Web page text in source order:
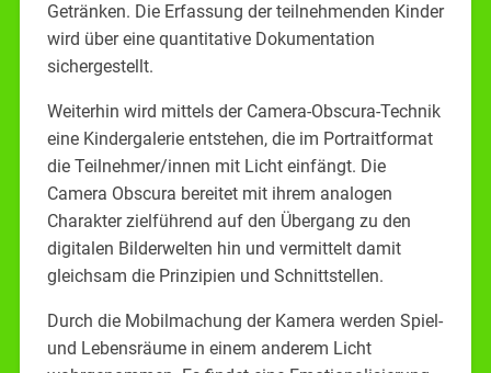
Getränken. Die Erfassung der teilnehmenden Kinder
wird über eine quantitative Dokumentation
sichergestellt.
Weiterhin wird mittels der Camera-Obscura-Technik
eine Kindergalerie entstehen, die im Portraitformat
die Teilnehmer/innen mit Licht einfängt. Die
Camera Obscura bereitet mit ihrem analogen
Charakter zielführend auf den Übergang zu den
digitalen Bilderwelten hin und vermittelt damit
gleichsam die Prinzipien und Schnittstellen.
Durch die Mobilmachung der Kamera werden Spiel-
und Lebensräume in einem anderem Licht